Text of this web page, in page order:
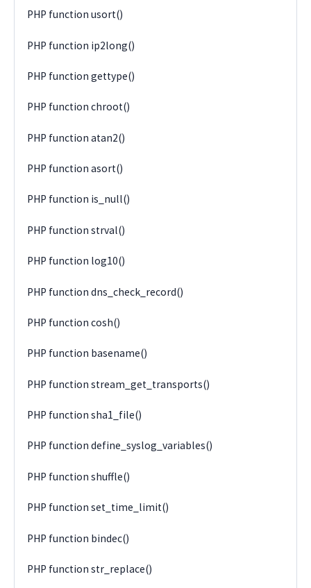
PHP function usort()
PHP function ip2long()
PHP function gettype()
PHP function chroot()
PHP function atan2()
PHP function asort()
PHP function is_null()
PHP function strval()
PHP function log10()
PHP function dns_check_record()
PHP function cosh()
PHP function basename()
PHP function stream_get_transports()
PHP function sha1_file()
PHP function define_syslog_variables()
PHP function shuffle()
PHP function set_time_limit()
PHP function bindec()
PHP function str_replace()